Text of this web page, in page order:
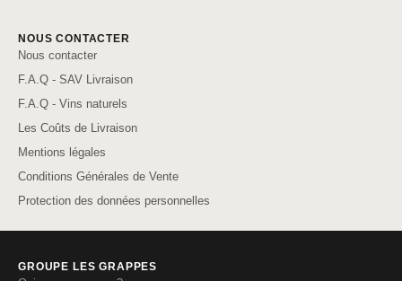
NOUS CONTACTER
Nous contacter
F.A.Q - SAV Livraison
F.A.Q - Vins naturels
Les Coûts de Livraison
Mentions légales
Conditions Générales de Vente
Protection des données personnelles
GROUPE LES GRAPPES